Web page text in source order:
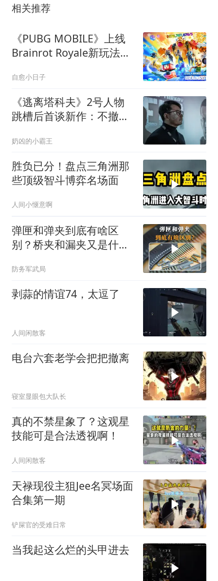
相关推荐
《PUBG MOBILE》上线
Brainrot Royale新玩法，
角色
自愈小日子
《逃离塔科夫》2号人物
跳槽后首谈新作：不撤离
运气
奶凶的小霸王
胜负已分！盘点三角洲那
些顶级智斗博弈名场面
人间小惬意啊
弹匣和弹夹到底有啥区
别？桥夹和漏夹又是什
防务军武局
剥蒜的情谊74，太逗了
人间闲散客
电台六套老学会把把撤离
寝室显眼包大队长
真的不禁星象了？这观星
技能可是合法透视啊！
人间闲散客
天禄现役主狙Jee名冥场面
合集第一期
铲屎官的受难日常
当我起这么烂的头甲进去